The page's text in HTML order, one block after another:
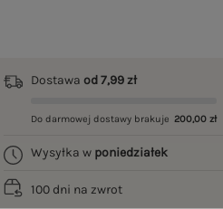
Dostawaod 7,99 zł
Do darmowej dostawy brakuje 200,00 zł
Wysyłka w poniedziałek
100 dni na zwrot